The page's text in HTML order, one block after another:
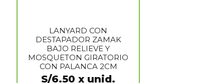
LANYARD CON
DESTAPADOR ZAMAK
BAJO RELIEVE Y
MOSQUETON GIRATORIO
CON PALANCA 2CM
S/6.50 x unid.